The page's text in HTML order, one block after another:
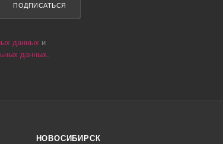
ПОДПИСАТЬСЯ
данных и
данных.
НОВОСИБИРСК